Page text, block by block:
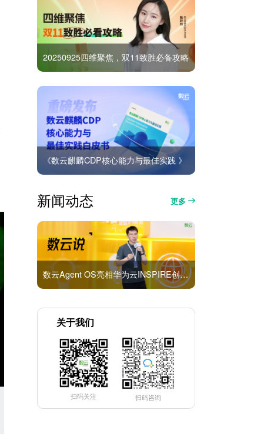
20250925四维聚焦，双11致胜必备攻略
《数云麒麟CDP核心能力与最佳实践 》
新闻动态 更多
数云Agent OS亮相华为云INSPIRE创想者大会：以AI重构消费者运营与零售营销新范式
关于我们
扫码关注 扫码咨询